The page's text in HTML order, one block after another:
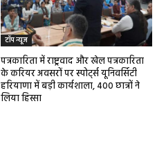
टॉप न्यूज
पत्रकारिता में राष्ट्रवाद और खेल पत्रकारिता
के करियर अवसरों पर स्पोर्ट्स यूनिवर्सिटी
हरियाणा में बड़ी कार्यशाला, 400 छात्रों ने
लिया हिस्सा